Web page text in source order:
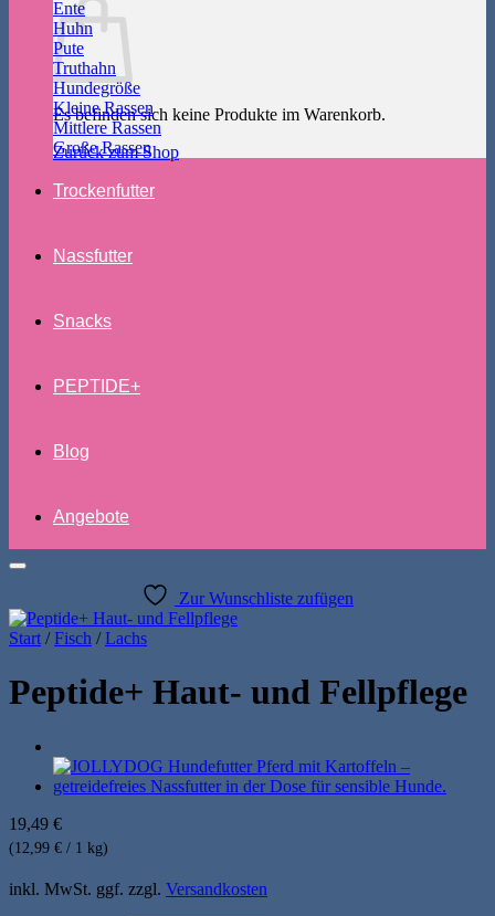
Es befinden sich keine Produkte im Warenkorb.
Zurück zum Shop
Ente
Huhn
Pute
Truthahn
Hundegröße
Kleine Rassen
Mittlere Rassen
Große Rassen
Trockenfutter
Nassfutter
Snacks
PEPTIDE+
Blog
Angebote
Zur Wunschliste zufügen
Start / Fisch / Lachs
Peptide+ Haut- und Fellpflege
19,49 €
(12,99 € / 1 kg)
inkl. MwSt. ggf. zzgl. Versandkosten